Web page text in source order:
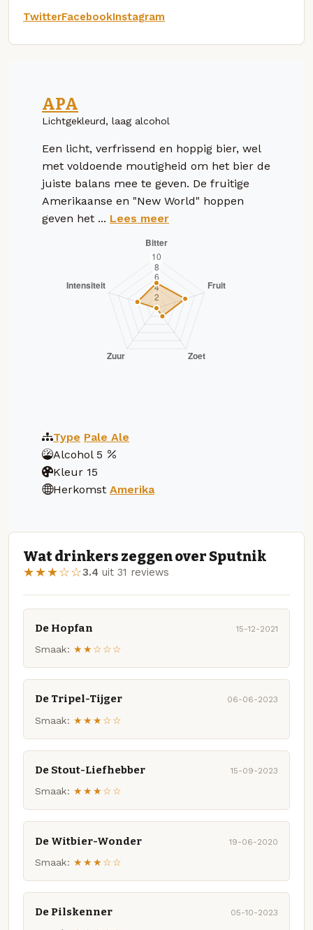
TwitterFacebookInstagram
APA
Lichtgekleurd, laag alcohol
Een licht, verfrissend en hoppig bier, wel
met voldoende moutigheid om het bier de
juiste balans mee te geven. De fruitige
Amerikaanse en "New World" hoppen
geven het ... Lees meer
Type Pale Ale
Alcohol 5
Kleur 15
Herkomst Amerika
Wat drinkers zeggen over Sputnik
★★★☆☆3.4 uit 31 reviews
De Hopfan 15-12-2021
Smaak: ★★☆☆☆
De Tripel-Tijger 06-06-2023
Smaak: ★★★☆☆
De Stout-Liefhebber 15-09-2023
Smaak: ★★★☆☆
De Witbier-Wonder 19-06-2020
Smaak: ★★★☆☆
De Pilskenner 05-10-2023